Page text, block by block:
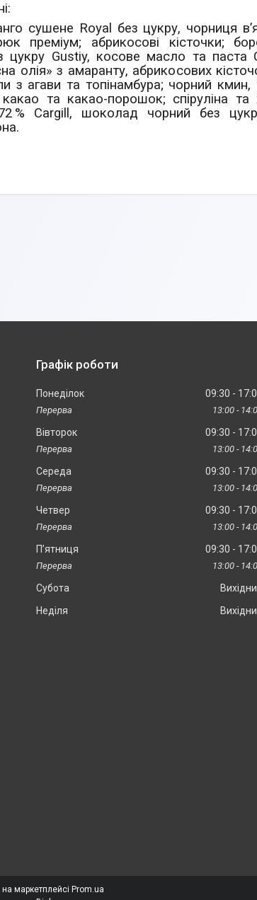
сушене Royal без цукру, чорниця
преміум; абрикосові кісточки;
Gustiy, косове масло та паста
олія» з амаранту, абрикосових
з агави та топінамбура; чорний
та какао-порошок; спіруліна
% Cargill, шоколад чорний без
Графік роботи
Понеділок 09:30
13:00
Вівторок 09:30
13:00
Середа 09:30
13:00
Четвер 09:30
13:00
Пʼятниця 09:30
13:00
Субота
Неділя
маркетплейсі Prom.ua